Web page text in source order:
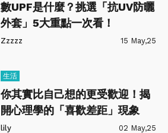
數UPF是什麼？挑選「抗UV防曬
外套」5大重點一次看！
Zzzzz 15 May,25
生活
你其實比自己想的更受歡迎！揭
開心理學的「喜歡差距」現象
lily 02 May,25